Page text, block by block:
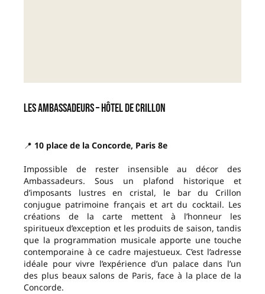
Les Ambassadeurs – Hôtel de Crillon
📍 10 place de la Concorde, Paris 8e
Impossible de rester insensible au décor des
Ambassadeurs. Sous un plafond historique et
d’imposants lustres en cristal, le bar du Crillon
conjugue patrimoine français et art du cocktail. Les
créations de la carte mettent à l’honneur les
spiritueux d’exception et les produits de saison, tandis
que la programmation musicale apporte une touche
contemporaine à ce cadre majestueux. C’est l’adresse
idéale pour vivre l’expérience d’un palace dans l’un
des plus beaux salons de Paris, face à la place de la
Concorde.